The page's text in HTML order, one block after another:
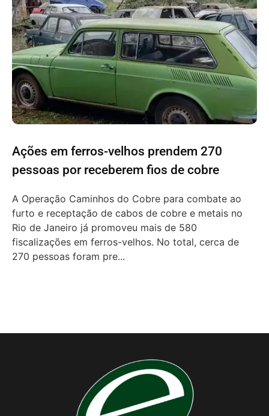
Ações em ferros-velhos prendem 270
pessoas por receberem fios de cobre
A Operação Caminhos do Cobre para combate ao
furto e receptação de cabos de cobre e metais no
Rio de Janeiro já promoveu mais de 580
fiscalizações em ferros-velhos. No total, cerca de
270 pessoas foram pre...